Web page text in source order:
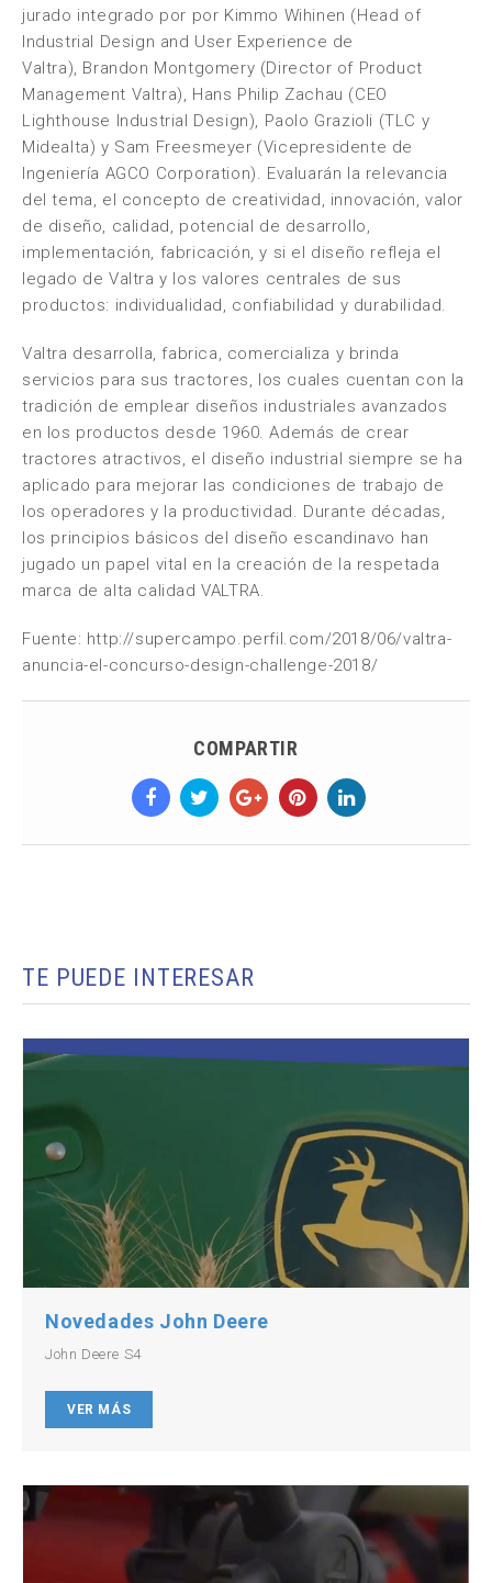
jurado integrado por por Kimmo Wihinen (Head of
Industrial Design and User Experience de
Valtra), Brandon Montgomery (Director of Product
Management Valtra), Hans Philip Zachau (CEO
Lighthouse Industrial Design), Paolo Grazioli (TLC y
Midealta) y Sam Freesmeyer (Vicepresidente de
Ingeniería AGCO Corporation). Evaluarán la relevancia
del tema, el concepto de creatividad, innovación, valor
de diseño, calidad, potencial de desarrollo,
implementación, fabricación, y si el diseño refleja el
legado de Valtra y los valores centrales de sus
productos: individualidad, confiabilidad y durabilidad.
Valtra desarrolla, fabrica, comercializa y brinda
servicios para sus tractores, los cuales cuentan con la
tradición de emplear diseños industriales avanzados
en los productos desde 1960. Además de crear
tractores atractivos, el diseño industrial siempre se ha
aplicado para mejorar las condiciones de trabajo de
los operadores y la productividad. Durante décadas,
los principios básicos del diseño escandinavo han
jugado un papel vital en la creación de la respetada
marca de alta calidad VALTRA.
Fuente: http://supercampo.perfil.com/2018/06/valtra-
anuncia-el-concurso-design-challenge-2018/
COMPARTIR
TE PUEDE INTERESAR
Novedades John Deere
John Deere S4
VER MÁS